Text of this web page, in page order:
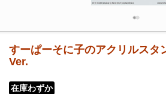
すーぱーそに子のアクリルスタ
Ver.
在庫わずか